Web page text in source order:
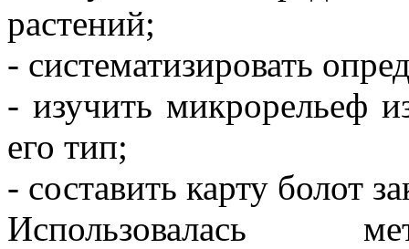
растений;
- систематизировать
- изучить микрорельеф
его тип;
- составить карту болот
Использовалась